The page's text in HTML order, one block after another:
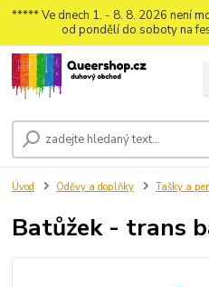
***** Ve dnech 1. - 8. 8. 2026 není
od pondělí do soboty na
Úvod Oděvy a doplňky Tašky a
Batůžek - trans